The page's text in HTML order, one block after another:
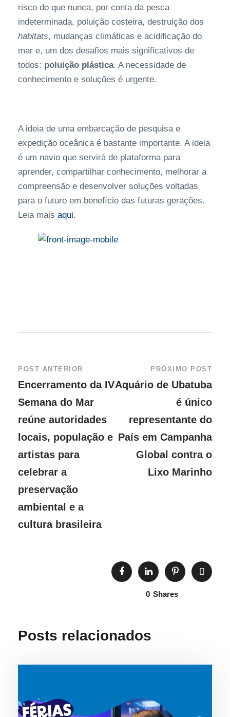
risco do que nunca, por conta da pesca
indeterminada, poluição costeira, destruição dos
habitats, mudanças climáticas e acidificação do
mar e, um dos desafios mais significativos de
todos: poluição plástica. A necessidade de
conhecimento e soluções é urgente.
A ideia de uma embarcação de pesquisa e
expedição oceânica é bastante importante. A ideia
é um navio que servirá de plataforma para
aprender, compartilhar conhecimento, melhorar a
compreensão e desenvolver soluções voltadas
para o futuro em benefício das futuras gerações.
Leia mais aqui.
POST ANTERIOR
Encerramento da IV
Semana do Mar
reúne autoridades
locais, população e
artistas para
celebrar a
preservação
ambiental e a
cultura brasileira
PRÓXIMO POST
Aquário de Ubatuba
é único
representante do
País em Campanha
Global contra o
Lixo Marinho
0 Shares
Posts relacionados